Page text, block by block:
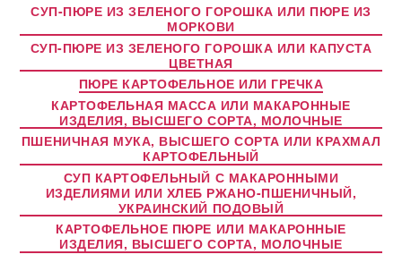
СУП-ПЮРЕ ИЗ ЗЕЛЕНОГО ГОРОШКА ИЛИ ПЮРЕ ИЗ
МОРКОВИ
СУП-ПЮРЕ ИЗ ЗЕЛЕНОГО ГОРОШКА ИЛИ КАПУСТА
ЦВЕТНАЯ
ПЮРЕ КАРТОФЕЛЬНОЕ ИЛИ ГРЕЧКА
КАРТОФЕЛЬНАЯ МАССА ИЛИ МАКАРОННЫЕ
ИЗДЕЛИЯ, ВЫСШЕГО СОРТА, МОЛОЧНЫЕ
ПШЕНИЧНАЯ МУКА, ВЫСШЕГО СОРТА ИЛИ КРАХМАЛ
КАРТОФЕЛЬНЫЙ
СУП КАРТОФЕЛЬНЫЙ С МАКАРОННЫМИ
ИЗДЕЛИЯМИ ИЛИ ХЛЕБ РЖАНО-ПШЕНИЧНЫЙ,
УКРАИНСКИЙ ПОДОВЫЙ
КАРТОФЕЛЬНОЕ ПЮРЕ ИЛИ МАКАРОННЫЕ
ИЗДЕЛИЯ, ВЫСШЕГО СОРТА, МОЛОЧНЫЕ